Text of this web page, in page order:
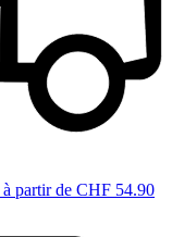
à partir de CHF 54.90